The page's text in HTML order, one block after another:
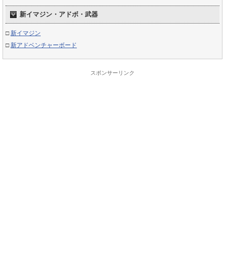
新イマジン・アドボ・武器
□新イマジン
□新アドベンチャーボード
スポンサーリンク